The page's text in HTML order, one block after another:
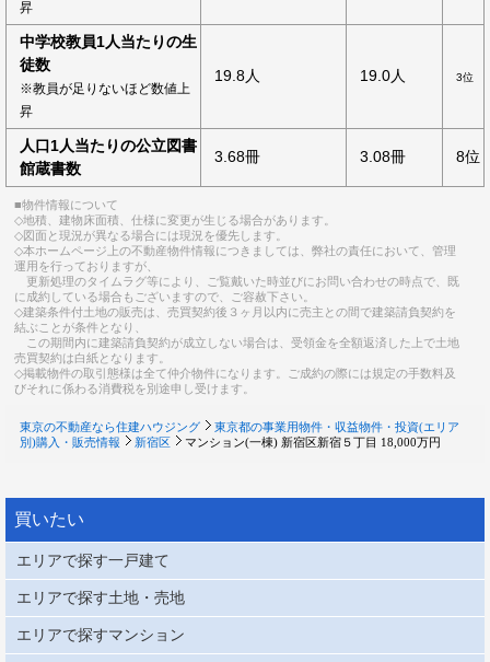
昇
中学校教員1人当たりの生
徒数
※教員が足りないほど数値上
昇
19.8人 19.0人 3位
人口1人当たりの公立図書
館蔵書数
3.68冊 3.08冊 8位
■物件情報について
◇地積、建物床面積、仕様に変更が生じる場合があります。
◇図面と現況が異なる場合には現況を優先します。
◇本ホームページ上の不動産物件情報につきましては、弊社の責任において、管理
運用を行っておりますが、
更新処理のタイムラグ等により、ご覧戴いた時並びにお問い合わせの時点で、既
に成約している場合もございますので、ご容赦下さい。
◇建築条件付土地の販売は、売買契約後３ヶ月以内に売主との間で建築請負契約を
結ぶことが条件となり、
この期間内に建築請負契約が成立しない場合は、受領金を全額返済した上で土地
売買契約は白紙となります。
◇掲載物件の取引態様は全て仲介物件になります。ご成約の際には規定の手数料及
びそれに係わる消費税を別途申し受けます。
東京の不動産なら住建ハウジング
東京都の事業用物件・収益物件・投資(エリア
別)購入・販売情報
新宿区 マンション(一棟) 新宿区新宿５丁目 18,000万円
買いたい
エリアで探す一戸建て
エリアで探す土地・売地
エリアで探すマンション